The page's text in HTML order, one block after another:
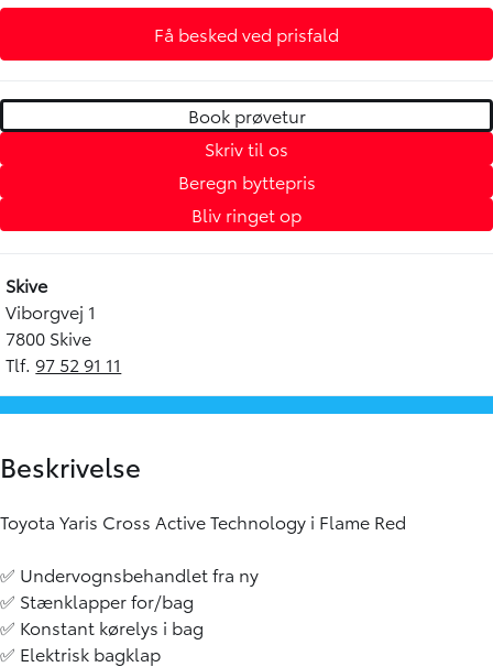
Få besked ved prisfald
Book prøvetur
Skriv til os
Beregn byttepris
Bliv ringet op
Skive
Viborgvej 1
7800 Skive
Tlf.97 52 91 11
Beskrivelse
Toyota Yaris Cross Active Technology i Flame Red
✅ Undervognsbehandlet fra ny
✅ Stænklapper for/bag
✅ Konstant kørelys i bag
✅ Elektrisk bagklap